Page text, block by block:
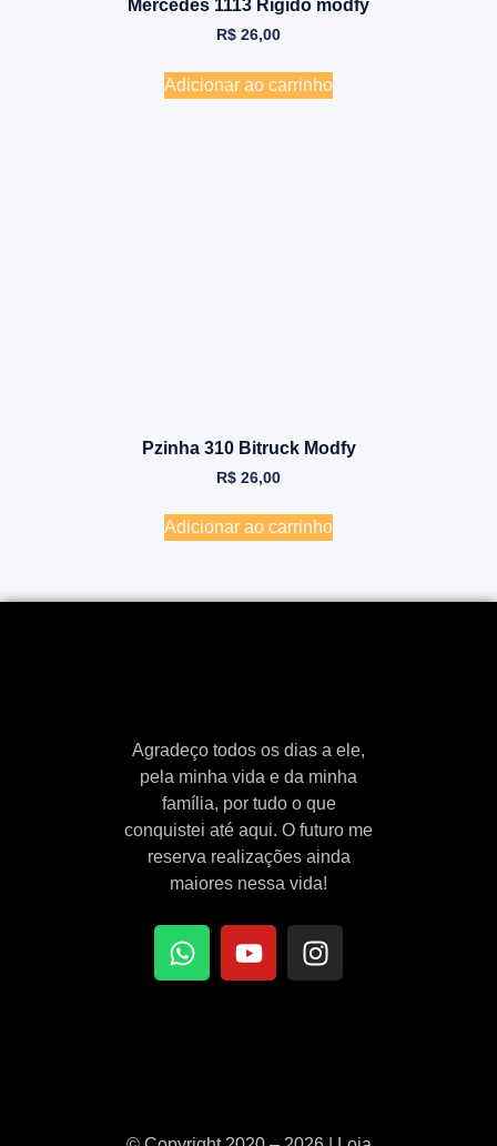
Mercedes 1113 Rigido modfy
R$ 26,00
Adicionar ao carrinho
Pzinha 310 Bitruck Modfy
R$ 26,00
Adicionar ao carrinho
Agradeço todos os dias a ele,
pela minha vida e da minha
família, por tudo o que
conquistei até aqui. O futuro me
reserva realizações ainda
maiores nessa vida!